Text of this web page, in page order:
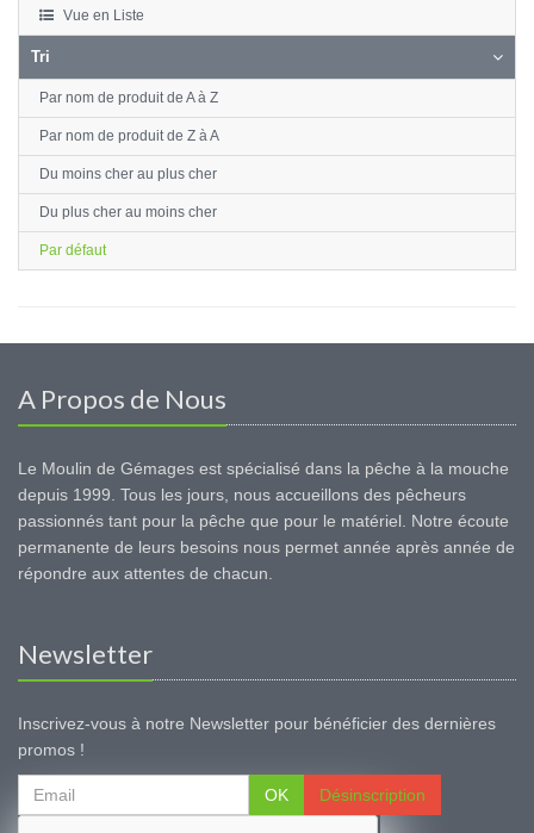
Vue en Liste
Tri
Par nom de produit de A à Z
Par nom de produit de Z à A
Du moins cher au plus cher
Du plus cher au moins cher
Par défaut
A Propos de Nous
Le Moulin de Gémages est spécialisé dans la pêche à la mouche
depuis 1999. Tous les jours, nous accueillons des pêcheurs
passionnés tant pour la pêche que pour le matériel. Notre écoute
permanente de leurs besoins nous permet année après année de
répondre aux attentes de chacun.
Newsletter
Inscrivez-vous à notre Newsletter pour bénéficier des dernières
promos !
OK Désinscription